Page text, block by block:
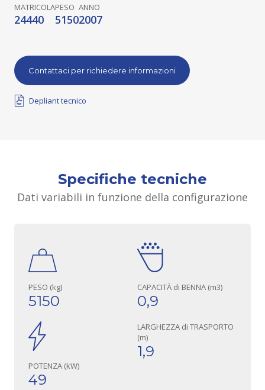
MATRICOLA
24440
PESO
5150
ANNO
2007
Contattaci per richiedere informazioni
Depliant tecnico
Specifiche tecniche
Dati variabili in funzione della configurazione
PESO (kg)
5150
CAPACITÀ di BENNA (m3)
0,9
POTENZA (kW)
49
LARGHEZZA di TRASPORTO
(m)
1,9